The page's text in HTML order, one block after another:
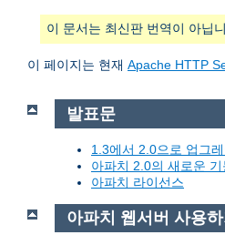
이 문서는 최신판 번역이 아닙
이 페이지는 현재 Apache HTTP
발표문
1.3에서 2.0으로 업그
아파치 2.0의 새로운 기
아파치 라이선스
아파치 웹서버 사용하